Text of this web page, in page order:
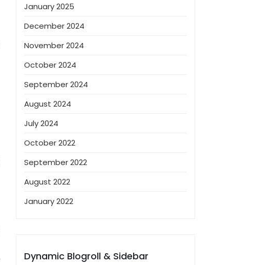
January 2025
December 2024
November 2024
October 2024
September 2024
August 2024
July 2024
October 2022
September 2022
August 2022
January 2022
Dynamic Blogroll & Sidebar